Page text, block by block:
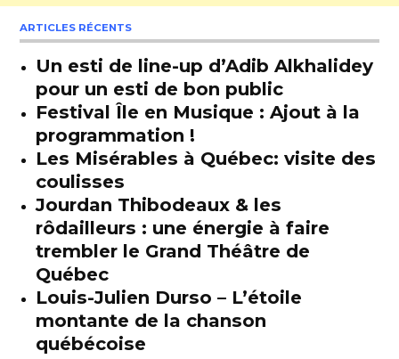
ARTICLES RÉCENTS
Un esti de line-up d’Adib Alkhalidey
pour un esti de bon public
Festival Île en Musique : Ajout à la
programmation !
Les Misérables à Québec: visite des
coulisses
Jourdan Thibodeaux & les
rôdailleurs : une énergie à faire
trembler le Grand Théâtre de
Québec
Louis-Julien Durso – L’étoile
montante de la chanson
québécoise